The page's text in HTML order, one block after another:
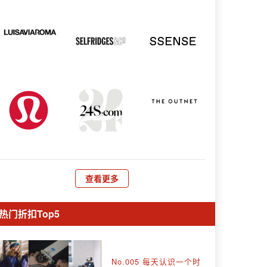
查看更多
门折扣Top5
No.005 每天认识一个时